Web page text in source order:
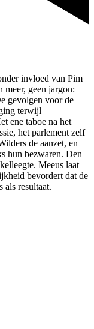
invloed van Pim
geen jargon:
gevolgen voor de
terwijl
ene taboe na het
het parlement zelf
de aanzet, en
hun bezwaren. Den
Meeus laat
bevordert dat de
als resultaat.